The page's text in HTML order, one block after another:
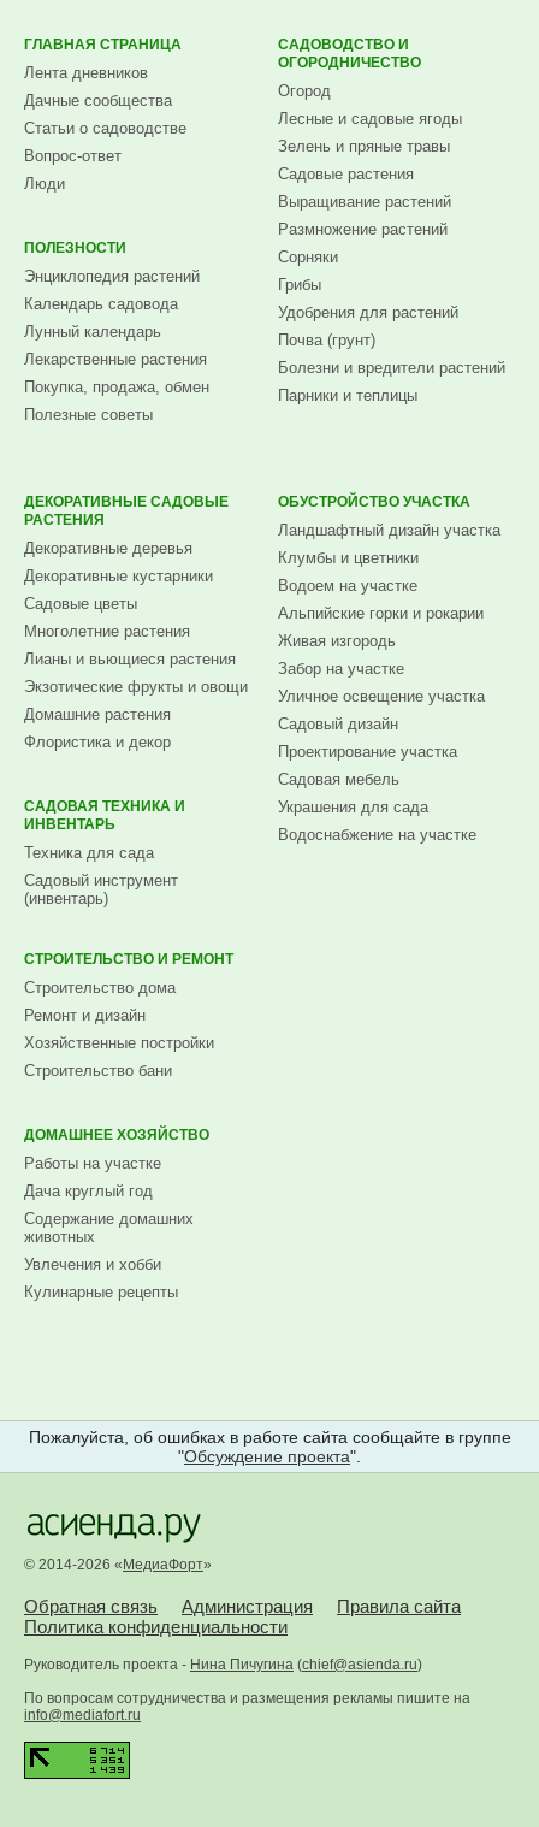
ГЛАВНАЯ СТРАНИЦА
Лента дневников
Дачные сообщества
Статьи о садоводстве
Вопрос-ответ
Люди
ПОЛЕЗНОСТИ
Энциклопедия растений
Календарь садовода
Лунный календарь
Лекарственные растения
Покупка, продажа, обмен
Полезные советы
САДОВОДСТВО И
ОГОРОДНИЧЕСТВО
Огород
Лесные и садовые ягоды
Зелень и пряные травы
Садовые растения
Выращивание растений
Размножение растений
Сорняки
Грибы
Удобрения для растений
Почва (грунт)
Болезни и вредители растений
Парники и теплицы
ДЕКОРАТИВНЫЕ САДОВЫЕ
РАСТЕНИЯ
Декоративные деревья
Декоративные кустарники
Садовые цветы
Многолетние растения
Лианы и вьющиеся растения
Экзотические фрукты и овощи
Домашние растения
Флористика и декор
САДОВАЯ ТЕХНИКА И
ИНВЕНТАРЬ
Техника для сада
Садовый инструмент
(инвентарь)
ОБУСТРОЙСТВО УЧАСТКА
Ландшафтный дизайн участка
Клумбы и цветники
Водоем на участке
Альпийские горки и рокарии
Живая изгородь
Забор на участке
Уличное освещение участка
Садовый дизайн
Проектирование участка
Садовая мебель
Украшения для сада
Водоснабжение на участке
СТРОИТЕЛЬСТВО И РЕМОНТ
Строительство дома
Ремонт и дизайн
Хозяйственные постройки
Строительство бани
ДОМАШНЕЕ ХОЗЯЙСТВО
Работы на участке
Дача круглый год
Содержание домашних
животных
Увлечения и хобби
Кулинарные рецепты
Пожалуйста, об ошибках в работе сайта сообщайте в группе
"Обсуждение проекта".
© 2014-2026 « МедиаФорт»
Обратная связь Администрация
Правила сайта
Политика конфиденциальности
Руководитель проекта - Нина Пичугина (chief@asienda.ru)
По вопросам сотрудничества и размещения рекламы пишите на
info@mediafort.ru